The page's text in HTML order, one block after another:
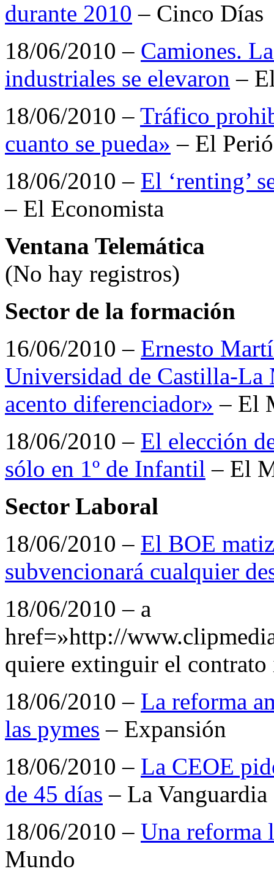
durante 2010 – Cinco Días
18/06/2010 – Camiones.
industriales se elevaron –
18/06/2010 – Tráfico
cuanto se pueda» – El
18/06/2010 – El ‘renting’
– El Economista
Ventana Telemática
(No hay registros)
Sector de la formación
16/06/2010 – Ernesto
Universidad de Castilla-La
acento diferenciador» – El
18/06/2010 – El elección
sólo en 1º de Infantil – El
Sector Laboral
18/06/2010 – El BOE
subvencionará cualquier
18/06/2010 – a
href=»http://
quiere extinguir el
18/06/2010 – La reforma
las pymes – Expansión
18/06/2010 – La CEOE
de 45 días – La Vanguardia
18/06/2010 – Una reforma
Mundo